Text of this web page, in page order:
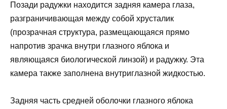
Позади радужки находится задняя камера глаза,
разграничивающая между собой хрусталик
(прозрачная структура, размещающаяся прямо
напротив зрачка внутри глазного яблока и
являющаяся биологической линзой) и радужку. Эта
камера также заполнена внутриглазной жидкостью.
Задняя часть средней оболочки глазного яблока